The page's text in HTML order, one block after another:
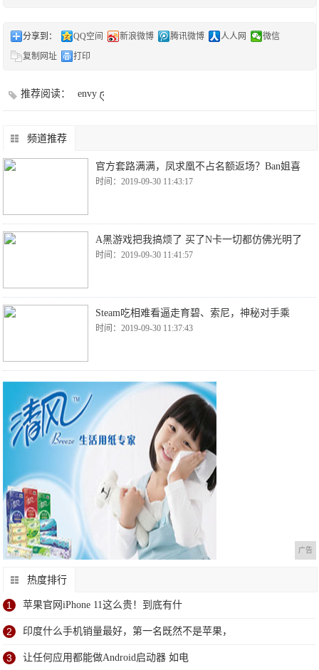
分享到： QQ空间 新浪微博 腾讯微博 人人网
微信
复制网址
打印
推荐阅读： envy
频道推荐
官方套路满满，凤求凰不占名额返场？Ban姐喜
时间：2019-09-30 11:43:17
A黑游戏把我搞烦了 买了N卡一切都仿佛光明了
时间：2019-09-30 11:41:57
Steam吃相难看逼走育碧、索尼，神秘对手乘
时间：2019-09-30 11:37:43
广告
热度排行
1 苹果官网iPhone 11这么贵！到底有什
2 印度什么手机销量最好，第一名既然不是苹果，
3 让任何应用都能做Android启动器 如电